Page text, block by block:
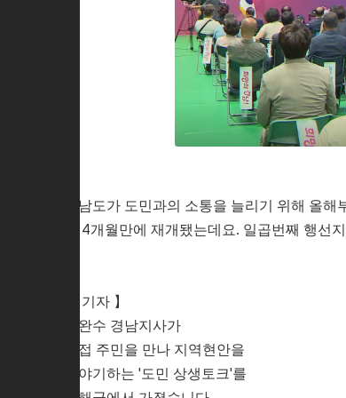
경남도가 도민과의 소통을 늘리기 위해 올
이 4개월만에 재개됐는데요. 일곱번째 행선
【 기자 】
박완수 경남지사가
직접 주민을 만나 지역현안을
이야기하는 '도민 상생토크'를